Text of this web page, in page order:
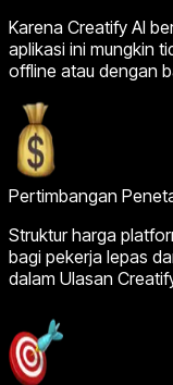
Karena Creatify AI
aplikasi ini mungkin
offline atau dengan
Pertimbangan
Struktur harga
bagi pekerja lepas
dalam Ulasan